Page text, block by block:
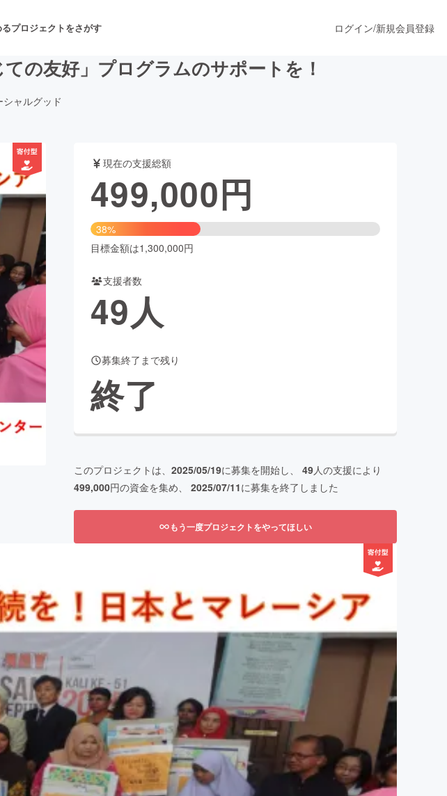
プロジェクトをさがす
舞台・パフォーマンス
フード・飲食店 ファッション
アニメ・漫画
ビューティー・ヘルスケア
Creation
ya コミュニティ
ログイン/新規会員登録
の友好」プログラムのサポートを！
シャルグッド
現在の支援総額
499,000円
38%
目標金額は1,300,000円
支援者数
49人
募集終了まで残り
終了
このプロジェクトは、 2025/05/19に募集を開始し、 49人の支援により
499,000円の資金を集め、 2025/07/11に募集を終了しました
もう一度プロジェクトをやってほしい